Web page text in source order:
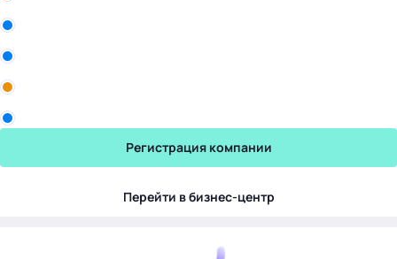
Регистрация компании
Перейти в бизнес-центр